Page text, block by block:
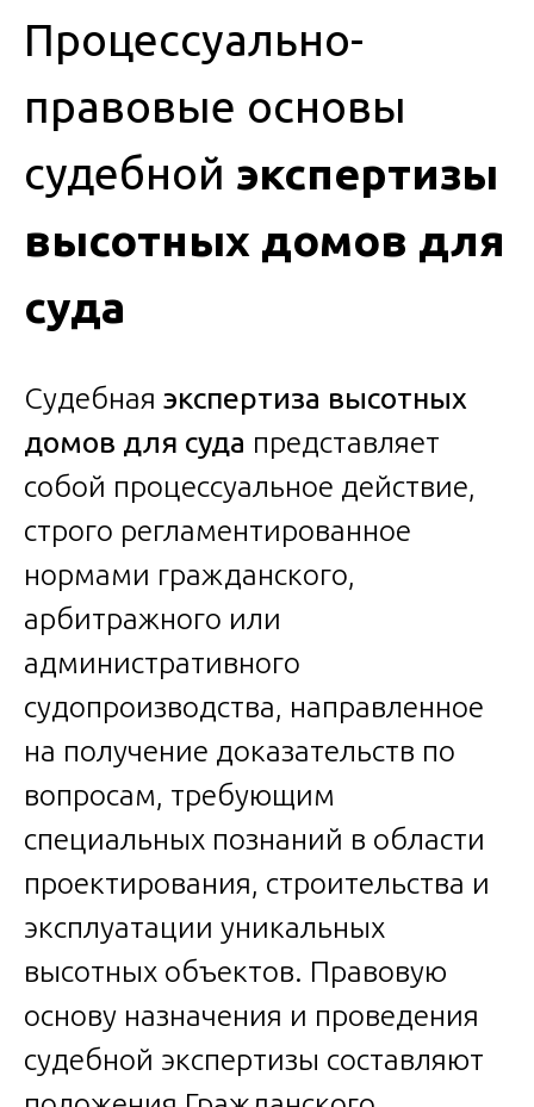
Процессуально-
правовые основы
судебной экспертизы
высотных домов для
суда
Судебная экспертиза высотных
домов для суда представляет
собой процессуальное действие,
строго регламентированное
нормами гражданского,
арбитражного или
административного
судопроизводства, направленное
на получение доказательств по
вопросам, требующим
специальных познаний в области
проектирования, строительства и
эксплуатации уникальных
высотных объектов. Правовую
основу назначения и проведения
судебной экспертизы составляют